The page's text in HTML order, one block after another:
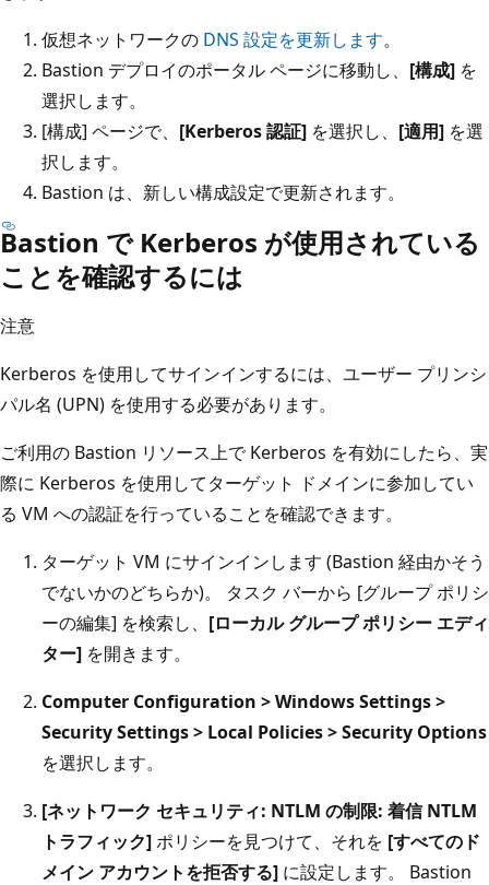
仮想ネットワークの DNS 設定を更新します。
Bastion デプロイのポータル ページに移動し、 [構成] を
選択します。
[構成] ページで、 [Kerberos 認証] を選択し、 [適用] を選
択します。
Bastion は、新しい構成設定で更新されます。
Bastion で Kerberos が使用されている
ことを確認するには
注意
Kerberos を使用してサインインするには、ユーザー プリンシ
パル名 (UPN) を使用する必要があります。
ご利用の Bastion リソース上で Kerberos を有効にしたら、実
際に Kerberos を使用してターゲット ドメインに参加してい
る VM への認証を行っていることを確認できます。
ターゲット VM にサインインします (Bastion 経由かそう
でないかのどちらか)。 タスク バーから [グループ ポリシ
ーの編集] を検索し、 [ローカル グループ ポリシー エディ
ター] を開きます。
Computer Configuration > Windows Settings >
Security Settings > Local Policies > Security Options
を選択します。
[ネットワーク セキュリティ: NTLM の制限: 着信 NTLM
トラフィック]ポリシーを見つけて、それを [すべてのド
メイン アカウントを拒否する] に設定します。 Bastion